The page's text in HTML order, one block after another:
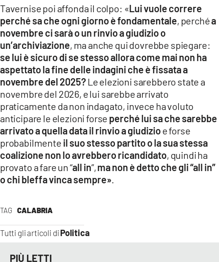
TAG CALABRIA
Tutti gli articoli di Politica
Tavernise poi affonda il colpo: «Lui vuole correre
perché sa che ogni giorno è fondamentale, perchéa
novembre ci sarà o un rinvio a giudizio o
un’archiviazione, ma anche qui dovrebbe spiegare:
se lui è sicuro di se stesso allora come mai non ha
aspettato la fine delle indagini che è fissata a
novembre del 2025?Le elezioni sarebbero state a
novembre del 2026, e lui sarebbe arrivato
praticamente da non indagato, invece ha voluto
anticipare le elezioni forse perché lui sa che sarebbe
arrivato a quella data il rinvio a giudizioe forse
probabilmente il suo stesso partito o la sua stessa
coalizione non lo avrebbero ricandidato, quindi ha
provato a fare un “all in”,ma non è detto che gli “all in”
o chi bleffa vinca sempre».
PIÙ LETTI